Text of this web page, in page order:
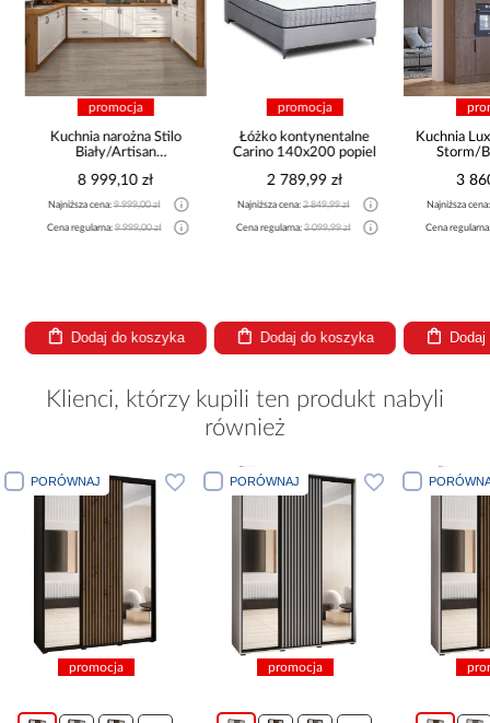
promocja
Kuchnia narożna Stilo
Biały/Artisan
8 999,10 zł
Najniższa cena:9 999,00 zł
Cena regularna:9 999,00 zł
Dodaj do koszyka
promocja
Łóżko kontynentalne
Carino 140x200 popiel
2 789,99 zł
Najniższa cena:2 849,99 zł
Cena regularna:3 099,99 zł
Dodaj do koszyka
Kuchnia
Storm/
3
Najniższa
Cena
Klienci, którzy kupili ten produkt nabyli
również
PORÓWNAJ PORÓWNAJ